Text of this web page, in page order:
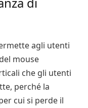
agli utenti
mouse
che gli utenti
perché la
cui si perde il